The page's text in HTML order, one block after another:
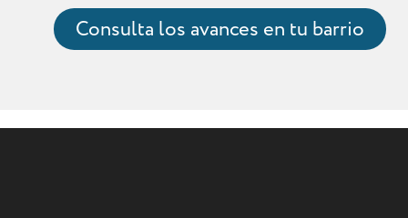
Consulta los avances en tu barrio